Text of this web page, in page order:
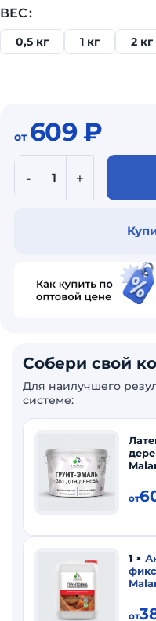
ВЕС
0,5 кг 1 кг 2 кг
от 609 ₽
Собери свой
от
1 ×
от
Для наилучшего
системе: